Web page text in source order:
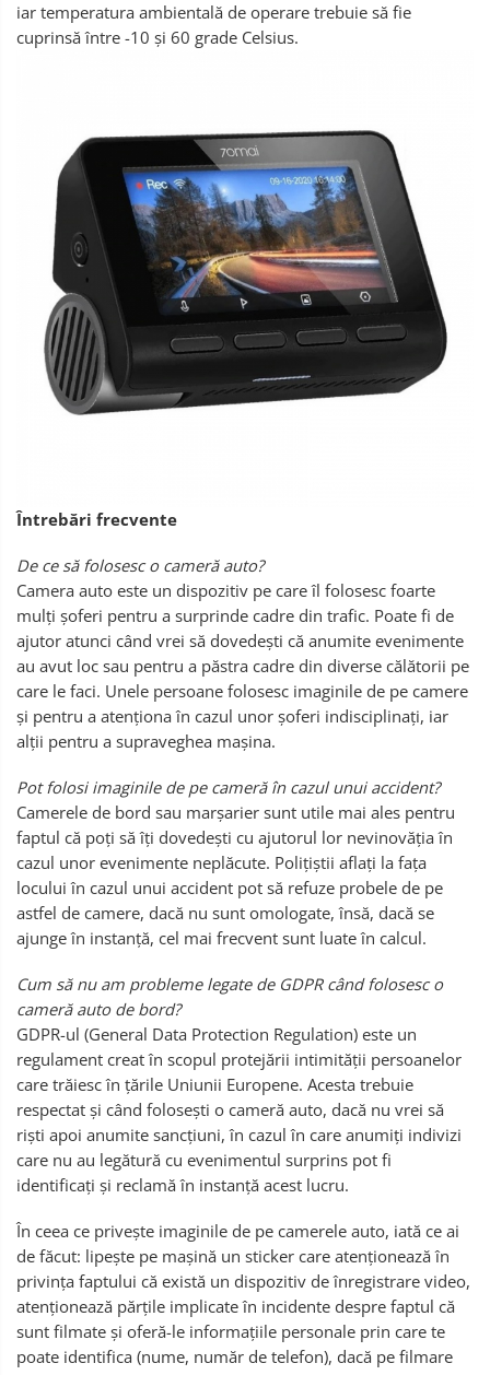
iar temperatura ambientală de operare trebuie să fie
cuprinsă între -10 și 60 grade Celsius.
Întrebări frecvente
De ce să folosesc o cameră auto?
Camera auto este un dispozitiv pe care îl folosesc foarte
mulți șoferi pentru a surprinde cadre din trafic. Poate fi de
ajutor atunci când vrei să dovedești că anumite evenimente
au avut loc sau pentru a păstra cadre din diverse călătorii pe
care le faci. Unele persoane folosesc imaginile de pe camere
și pentru a atenționa în cazul unor șoferi indisciplinați, iar
alții pentru a supraveghea mașina.
Pot folosi imaginile de pe cameră în cazul unui accident?
Camerele de bord sau marșarier sunt utile mai ales pentru
faptul că poți să îți dovedești cu ajutorul lor nevinovăția în
cazul unor evenimente neplăcute. Polițiștii aflați la fața
locului în cazul unui accident pot să refuze probele de pe
astfel de camere, dacă nu sunt omologate, însă, dacă se
ajunge în instanță, cel mai frecvent sunt luate în calcul.
Cum să nu am probleme legate de GDPR când folosesc o
cameră auto de bord?
GDPR-ul (General Data Protection Regulation) este un
regulament creat în scopul protejării intimității persoanelor
care trăiesc în țările Uniunii Europene. Acesta trebuie
respectat și când folosești o cameră auto, dacă nu vrei să
riști apoi anumite sancțiuni, în cazul în care anumiți indivizi
care nu au legătură cu evenimentul surprins pot fi
identificați și reclamă în instanță acest lucru.
În ceea ce privește imaginile de pe camerele auto, iată ce ai
de făcut: lipește pe mașină un sticker care atenționează în
privința faptului că există un dispozitiv de înregistrare video,
atenționează părțile implicate în incidente despre faptul că
sunt filmate și oferă-le informațiile personale prin care te
poate identifica (nume, număr de telefon), dacă pe filmare